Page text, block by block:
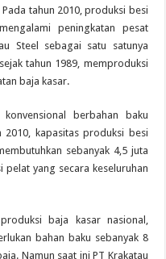
tahun 2010, produksi besi
peningkatan pesat
Steel sebagai satu satunya
tahun 1989, memproduksi
baja kasar.
berbahan baku
kapasitas produksi besi
sebanyak 4,5 juta
yang secara keseluruhan
baja kasar nasional,
bahan baku sebanyak 8
Namun saat ini PT Krakatau